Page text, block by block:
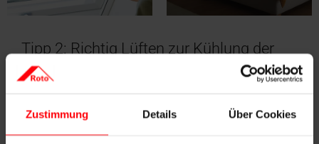
Zustimmung Details Über Cookies
Tipp 2: Richtig Lüften zur Kühlung der
Zimmer im Dachgeschoss
umzuwandeln bzw. diese am besten erst gar nicht
zuzulassen. Deshalb sollten Sie an hitzigen